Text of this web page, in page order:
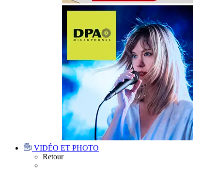
VIDÉO ET PHOTO
Retour